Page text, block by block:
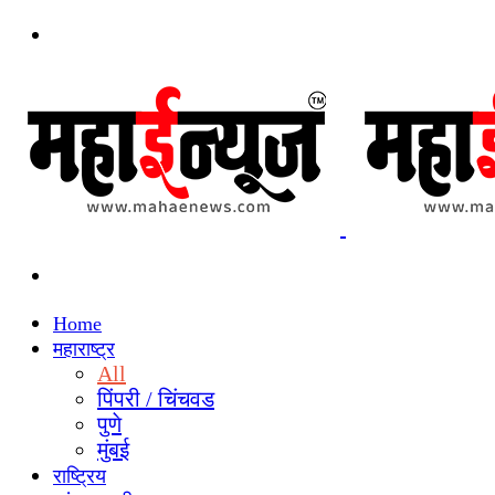
Home
महाराष्ट्र
All
पिंपरी / चिंचवड
पुणे
मुंबई
राष्ट्रिय